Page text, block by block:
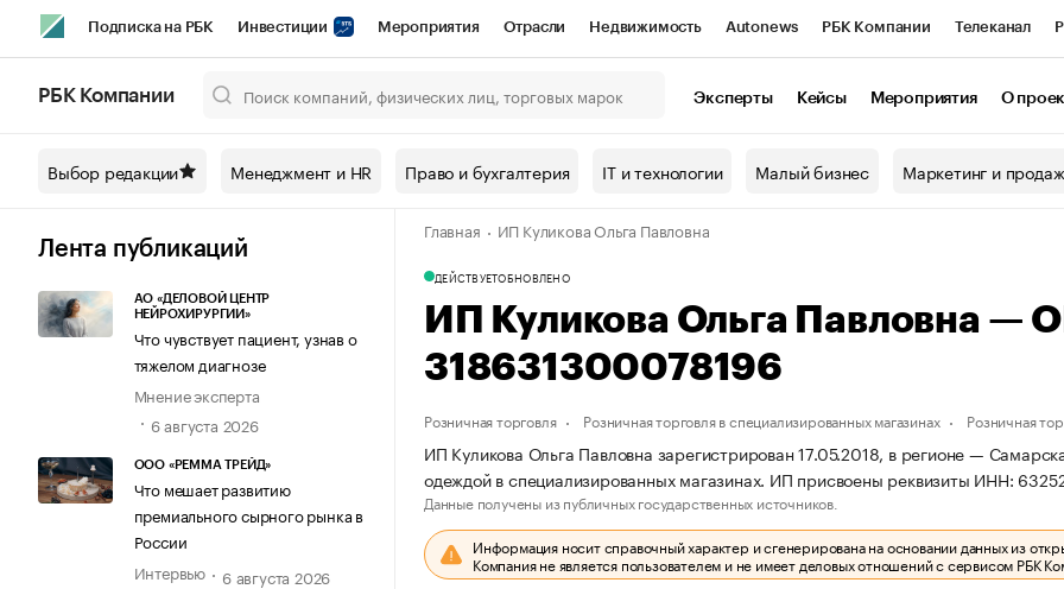
Подписка на РБК Инвестиции Мероприятия Отрасли Недвижимость Autonews РБК Компании Телеканал
Спецпроекты СПб Конференции СПб Спецпроекты Проверка контрагентов
Технологии и медиа Рынок наличной валюты
РБК Компании Эксперты Кейсы Мероприятия О
Выбор редакции Менеджмент и HR Право и бухгалтерия IT и технологии Малый бизнес Маркетинг и
Лента публикаций
АО «ДЕЛОВОЙ ЦЕНТР
НЕЙРОХИРУРГИИ»
Что чувствует пациент, узнав о
тяжелом диагнозе
Мнение эксперта
6 августа 2026
ООО «РЕММА ТРЕЙД»
Что мешает развитию
премиального сырного рынка в
России
Интервью
6 августа 2026
Главная ИП Куликова Ольга Павловна
ДЕЙСТВУЕТОБНОВЛЕНО
ИП Куликова Ольга Павловна —
318631300078196
Розничная торговля Розничная торговля в специализированных магазинах Розничная
ИП Куликова Ольга Павловна зарегистрирован 17.05.2018, в регионе —
одеждой в специализированных магазинах. ИП присвоены реквизиты ИНН:
Данные получены из публичных государственных источников.
Информация носит справочный характер и сгенерирована на основании данных из
Компания не является пользователем и не имеет деловых отношений с сервисом РБК